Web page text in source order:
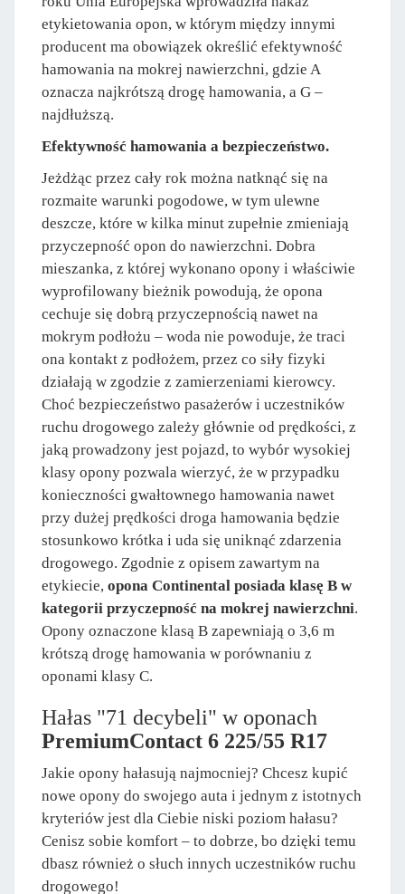
etykietowania opon, w którym między innymi
producent ma obowiązek określić efektywność
hamowania na mokrej nawierzchni, gdzie A
oznacza najkrótszą drogę hamowania, a G –
najdłuższą.
Efektywność hamowania a bezpieczeństwo.
Jeżdżąc przez cały rok można natknąć się na
rozmaite warunki pogodowe, w tym ulewne
deszcze, które w kilka minut zupełnie zmieniają
przyczepność opon do nawierzchni. Dobra
mieszanka, z której wykonano opony i właściwie
wyprofilowany bieżnik powodują, że opona
cechuje się dobrą przyczepnością nawet na
mokrym podłożu – woda nie powoduje, że traci
ona kontakt z podłożem, przez co siły fizyki
działają w zgodzie z zamierzeniami kierowcy.
Choć bezpieczeństwo pasażerów i uczestników
ruchu drogowego zależy głównie od prędkości, z
jaką prowadzony jest pojazd, to wybór wysokiej
klasy opony pozwala wierzyć, że w przypadku
konieczności gwałtownego hamowania nawet
przy dużej prędkości droga hamowania będzie
stosunkowo krótka i uda się uniknąć zdarzenia
drogowego. Zgodnie z opisem zawartym na
etykiecie, opona Continental posiada klasę B w
kategorii przyczepność na mokrej nawierzchni.
Opony oznaczone klasą B zapewniają o 3,6 m
krótszą drogę hamowania w porównaniu z
oponami klasy C.
Hałas "71 decybeli" w oponach
PremiumContact 6 225/55 R17
Jakie opony hałasują najmocniej? Chcesz kupić
nowe opony do swojego auta i jednym z istotnych
kryteriów jest dla Ciebie niski poziom hałasu?
Cenisz sobie komfort – to dobrze, bo dzięki temu
dbasz również o słuch innych uczestników ruchu
drogowego!